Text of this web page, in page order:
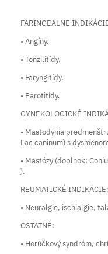
FARINGEÁLNE
• Angíny.
• Tonzilitídy.
• Faryngitídy.
• Parotitídy.
GYNEKOLOGICKÉ
• Mastodýnia
Lac caninum) s
• Mastózy (doplnok:
).
REUMATICKÉ INDIKÁCIE:
• Neuralgie, ischialgie,
OSTATNÉ:
• Horúčkový syndróm,